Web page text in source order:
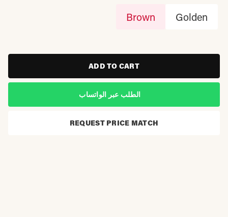
Golden
Brown
ADD TO CART
الطلب عبر الواتساب
REQUEST PRICE MATCH